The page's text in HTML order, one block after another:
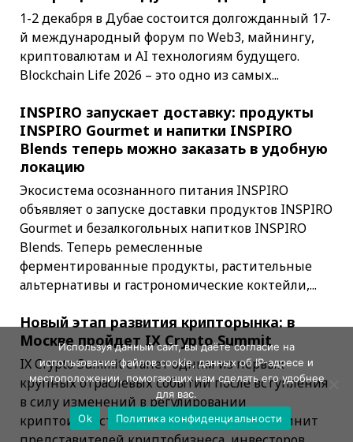
1-2 декабря в Дубае состоится долгожданный 17-
й международный форум по Web3, майнингу,
криптовалютам и AI технологиям будущего.
Blockchain Life 2026 – это одно из самых...
INSPIRO запускает доставку: продукты
INSPIRO Gourmet и напитки INSPIRO
Blends теперь можно заказать в удобную
локацию
Экосистема осознанного питания INSPIRO
объявляет о запуске доставки продуктов INSPIRO
Gourmet и безалкогольных напитков INSPIRO
Blends. Теперь ремесленные
ферментированные продукты, растительные
альтернативы и гастрономические коктейли,...
Новый этап развития крипторынка: в
Москве пройдет IX Crypto Summit
IX Crypto Summit станет одним из первых
крупных отраслевых событий после вступления
в силу изменений в регулировании
криптоиндустрии в России. Форум объединит
Используя данный сайт, вы даёте согласие на
использование файлов cookie, данных об IP-адресе и
местоположении, помогающих нам сделать его удобнее
для вас.
Ok
Политика конфиденциальности